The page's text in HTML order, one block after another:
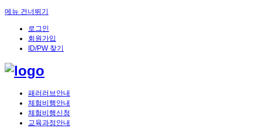
메뉴 건너뛰기
로그인
회원가입
ID/PW 찾기
패러러브안내
체험비행안내
체험비행신청
교육과정안내